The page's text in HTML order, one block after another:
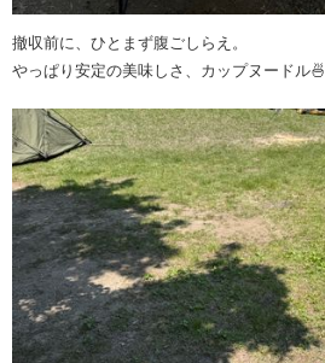
撤収前に、ひとまず腹ごしらえ。
やっぱり安定の美味しさ、カップヌードル🍜